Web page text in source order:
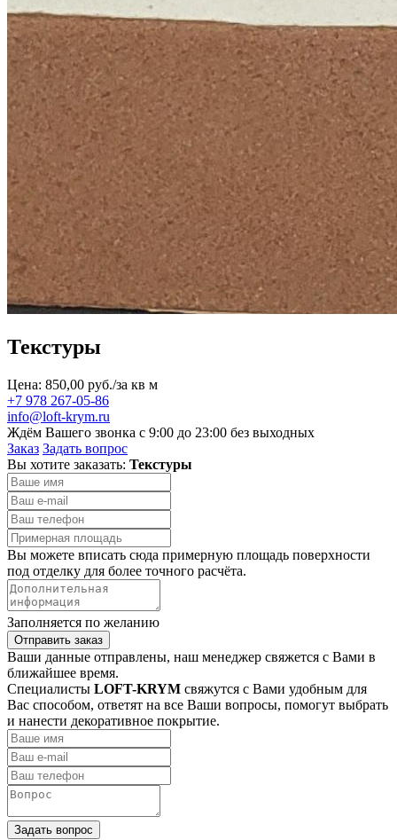
Текстуры
Цена: 850,00 руб./за кв м
+7 978 267-05-86
info@loft-krym.ru
Ждём Вашего звонка с 9:00 до 23:00 без выходных
Заказ Задать вопрос
Вы хотите заказать: Текстуры
Вы можете вписать сюда примерную площадь поверхности
под отделку для более точного расчёта.
Заполняется по желанию
Отправить заказ
Ваши данные отправлены, наш менеджер свяжется с Вами в
ближайшее время.
Специалисты LOFT-KRYM свяжутся с Вами удобным для
Вас способом, ответят на все Ваши вопросы, помогут выбрать
и нанести декоративное покрытие.
Задать вопрос